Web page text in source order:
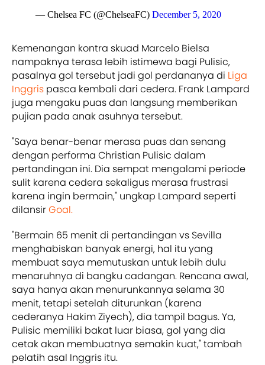
— Chelsea FC (@ChelseaFC) December 5, 2020
Kemenangan kontra skuad Marcelo Bielsa
nampaknya terasa lebih istimewa bagi Pulisic,
pasalnya gol tersebut jadi gol perdananya di Liga
Inggris pasca kembali dari cedera. Frank Lampard
juga mengaku puas dan langsung memberikan
pujian pada anak asuhnya tersebut.
"Saya benar-benar merasa puas dan senang
dengan performa Christian Pulisic dalam
pertandingan ini. Dia sempat mengalami periode
sulit karena cedera sekaligus merasa frustrasi
karena ingin bermain," ungkap Lampard seperti
dilansirGoal.
"Bermain 65 menit di pertandingan vs Sevilla
menghabiskan banyak energi, hal itu yang
membuat saya memutuskan untuk lebih dulu
menaruhnya di bangku cadangan. Rencana awal,
saya hanya akan menurunkannya selama 30
menit, tetapi setelah diturunkan (karena
cederanya Hakim Ziyech), dia tampil bagus. Ya,
Pulisic memiliki bakat luar biasa, gol yang dia
cetak akan membuatnya semakin kuat," tambah
pelatih asal Inggris itu.